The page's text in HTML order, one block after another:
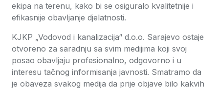
ekipa na terenu, kako bi se osiguralo kvalitetnije i
efikasnije obavljanje djelatnosti.
KJKP „Vodovod i kanalizacija“ d.o.o. Sarajevo ostaje
otvoreno za saradnju sa svim medijima koji svoj
posao obavljaju profesionalno, odgovorno i u
interesu tačnog informisanja javnosti. Smatramo da
je obaveza svakog medija da prije objave bilo kakvih